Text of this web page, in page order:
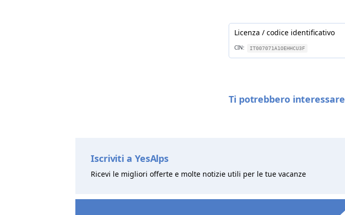
Licenza / codice identificativo
CIN: IT007071A1OEHHCU3F
Ti potrebbero interessare
Iscriviti a YesAlps
Ricevi le migliori offerte e molte notizie utili per le tue vacanze